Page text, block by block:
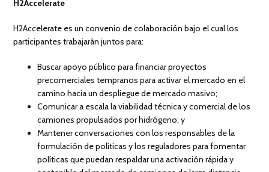
H2Accelerate
H2Accelerate es un convenio de colaboración bajo el cual los
participantes trabajarán juntos para:
Buscar apoyo público para financiar proyectos
precomerciales tempranos para activar el mercado en el
camino hacia un despliegue de mercado masivo;
Comunicar a escala la viabilidad técnica y comercial de los
camiones propulsados ​​por hidrógeno; y
Mantener conversaciones con los responsables de la
formulación de políticas y los reguladores para fomentar
políticas que puedan respaldar una activación rápida y